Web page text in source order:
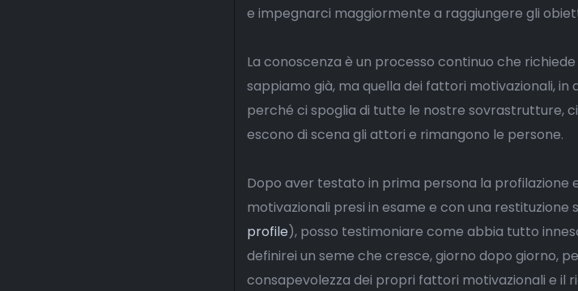
e impegnarci maggiormente a raggiungere gli
La conoscenza è un processo continuo che
sappiamo già, ma quella dei fattori motivazionali, in
perché ci spoglia di tutte le nostre sovrastrutture,
escono di scena gli attori e rimangono le persone.
Dopo aver testato in prima persona la profilazione
motivazionali presi in esame e con una restituzione
profile), posso testimoniare come abbia tutto
definirei un seme che cresce, giorno dopo giorno,
consapevolezza dei propri fattori motivazionali e il